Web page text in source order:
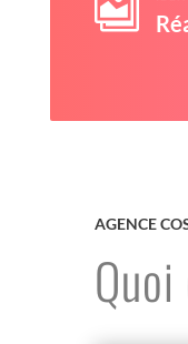

AGENCE
Quoi